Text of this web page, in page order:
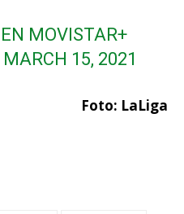
MOVISTAR+
MARCH 15, 2021
Foto: LaLiga